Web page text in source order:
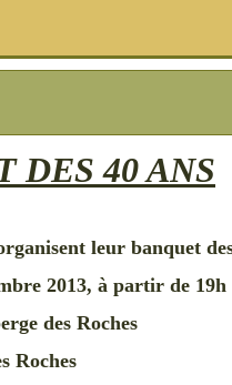
DES 40 ANS
leur banquet
2013, à partir de 19h
des Roches
Roches